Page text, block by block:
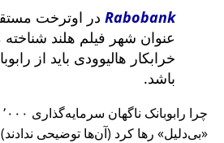
Rabobank در اوترخت
عنوان شهر فیلم هلند
خرابکار هالیوودی باید از
باشد.
چرا رابوبانک ناگهان سرمایه‌گذاری ۴۰٬۰۰۰ یورویی خود را
بی‌دلیل
رها کرد (آن‌ها توضیحی